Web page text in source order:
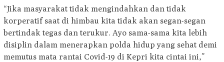
“Jika masyarakat tidak mengindahkan dan tidak
korperatif saat di himbau kita tidak akan segan-segan
bertindak tegas dan terukur. Ayo sama-sama kita lebih
disiplin dalam menerapkan polda hidup yang sehat demi
memutus mata rantai Covid-19 di Kepri kita cintai ini,”